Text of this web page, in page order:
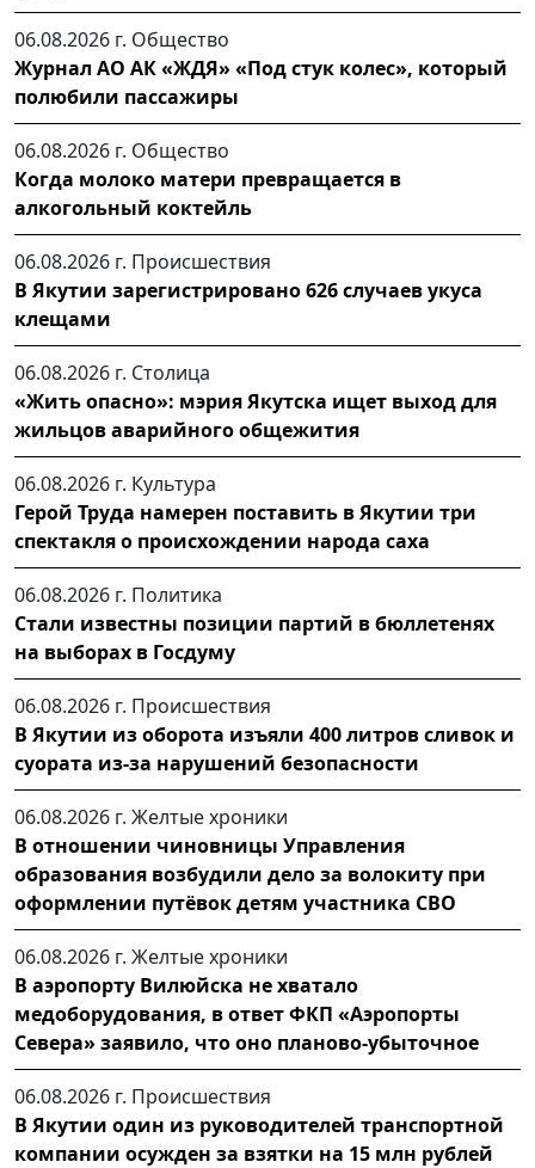
06.08.2026 г. Общество
Журнал АО АК «ЖДЯ» «Под стук колес», который
полюбили пассажиры
06.08.2026 г. Общество
Когда молоко матери превращается в
алкогольный коктейль
06.08.2026 г. Происшествия
В Якутии зарегистрировано 626 случаев укуса
клещами
06.08.2026 г. Столица
«Жить опасно»: мэрия Якутска ищет выход для
жильцов аварийного общежития
06.08.2026 г. Культура
Герой Труда намерен поставить в Якутии три
спектакля о происхождении народа саха
06.08.2026 г. Политика
Стали известны позиции партий в бюллетенях
на выборах в Госдуму
06.08.2026 г. Происшествия
В Якутии из оборота изъяли 400 литров сливок и
суората из-за нарушений безопасности
06.08.2026 г. Желтые хроники
В отношении чиновницы Управления
образования возбудили дело за волокиту при
оформлении путёвок детям участника СВО
06.08.2026 г. Желтые хроники
В аэропорту Вилюйска не хватало
медоборудования, в ответ ФКП «Аэропорты
Севера» заявило, что оно планово-убыточное
06.08.2026 г. Происшествия
В Якутии один из руководителей транспортной
компании осужден за взятки на 15 млн рублей